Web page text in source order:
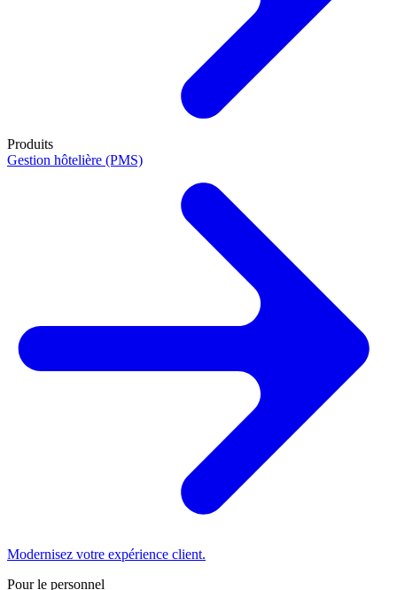
Produits
Gestion hôtelière (PMS)
Modernisez votre expérience client.
Pour le personnel